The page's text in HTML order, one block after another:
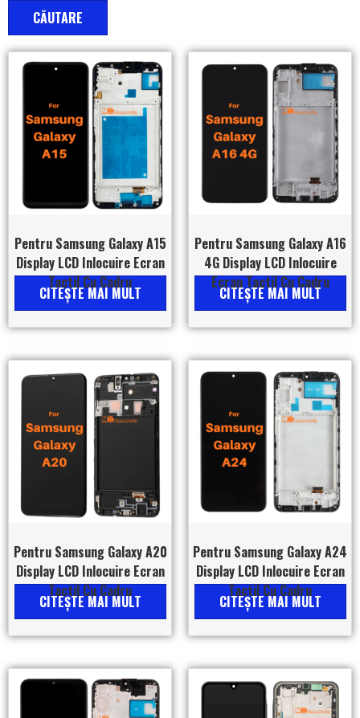
CĂUTARE
Pentru Samsung Galaxy A15
Display LCD Inlocuire Ecran
Tactil Cu Cadru
CITEŞTE MAI MULT
Pentru Samsung Galaxy A16
4G Display LCD Inlocuire
Ecran Tactil Cu Cadru
CITEŞTE MAI MULT
Pentru Samsung Galaxy A20
Display LCD Inlocuire Ecran
Tactil Cu Cadru
CITEŞTE MAI MULT
Pentru Samsung Galaxy A24
Display LCD Inlocuire Ecran
Tactil Cu Cadru
CITEŞTE MAI MULT